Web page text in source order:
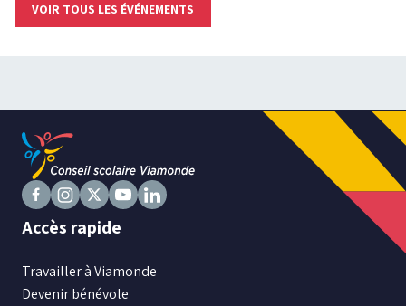
VOIR TOUS LES ÉVÉNEMENTS
Suivez
sur
Facebook
Suivez
sur
Instagram
Suivez
nous
sur
X
Suivez
Youtube
sur
Accès rapide
Travailler à Viamonde
Devenir bénévole